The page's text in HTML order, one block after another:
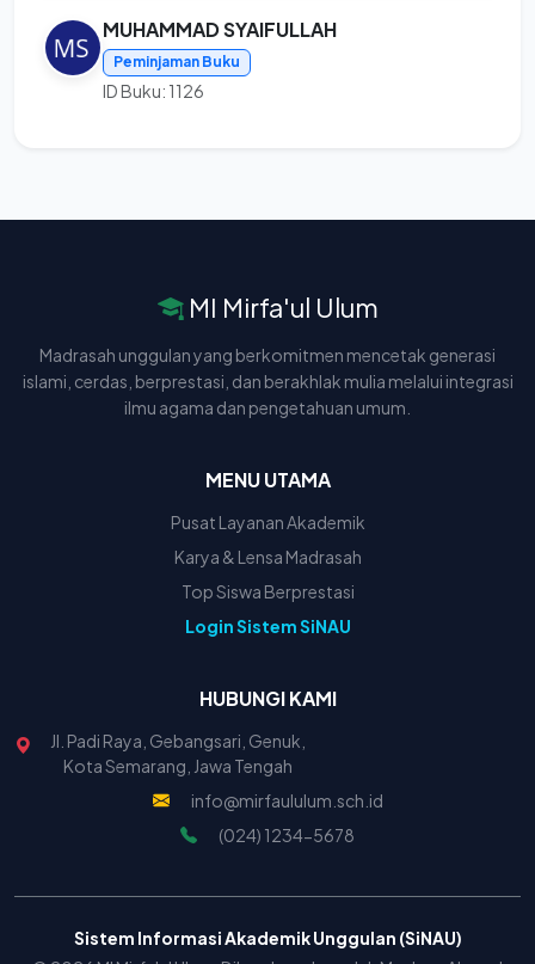
MUHAMMAD SYAIFULLAH
Peminjaman Buku
ID Buku: 1126
MI Mirfa'ul Ulum
Madrasah unggulan yang berkomitmen mencetak generasi
islami, cerdas, berprestasi, dan berakhlak mulia melalui integrasi
ilmu agama dan pengetahuan umum.
MENU UTAMA
Pusat Layanan Akademik
Karya & Lensa Madrasah
Top Siswa Berprestasi
Login Sistem SiNAU
HUBUNGI KAMI
Jl. Padi Raya, Gebangsari, Genuk,
Kota Semarang, Jawa Tengah
info@mirfaululum.sch.id
(024) 1234-5678
Sistem Informasi Akademik Unggulan (SiNAU)